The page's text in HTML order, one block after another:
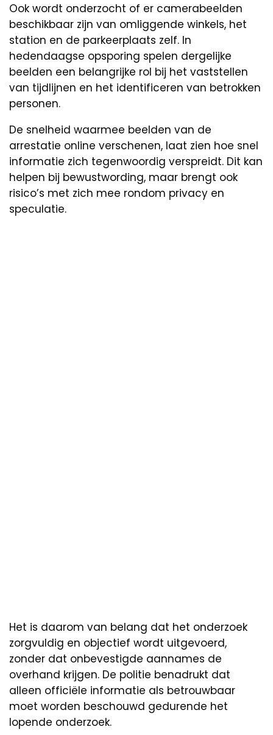
Ook wordt onderzocht of er camerabeelden
beschikbaar zijn van omliggende winkels, het
station en de parkeerplaats zelf. In
hedendaagse opsporing spelen dergelijke
beelden een belangrijke rol bij het vaststellen
van tijdlijnen en het identificeren van betrokken
personen.
De snelheid waarmee beelden van de
arrestatie online verschenen, laat zien hoe snel
informatie zich tegenwoordig verspreidt. Dit kan
helpen bij bewustwording, maar brengt ook
risico’s met zich mee rondom privacy en
speculatie.
Het is daarom van belang dat het onderzoek
zorgvuldig en objectief wordt uitgevoerd,
zonder dat onbevestigde aannames de
overhand krijgen. De politie benadrukt dat
alleen officiële informatie als betrouwbaar
moet worden beschouwd gedurende het
lopende onderzoek.